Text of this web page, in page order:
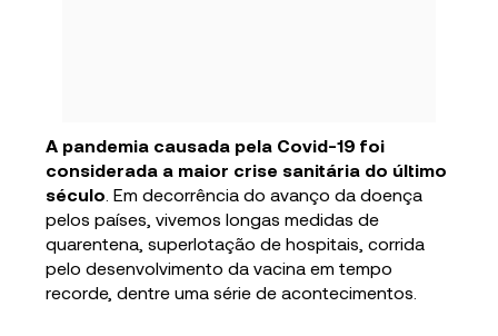
A pandemia causada pela Covid-19 foi
considerada a maior crise sanitária do último
século . Em decorrência do avanço da doença
pelos países, vivemos longas medidas de
quarentena, superlotação de hospitais, corrida
pelo desenvolvimento da vacina em tempo
recorde, dentre uma série de acontecimentos.